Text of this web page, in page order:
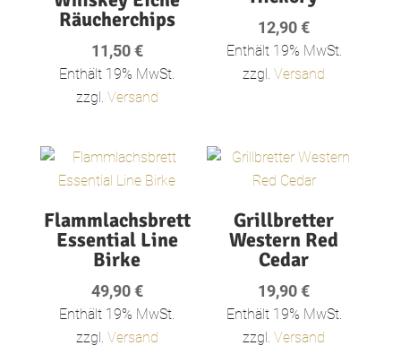
Räucherchips
11,50€
Enthält 19% MwSt.
zzgl. Versand
12,90€
Enthält 19% MwSt.
zzgl.Versand
Flammlachsbrett
Essential Line
Birke
49,90€
Enthält 19% MwSt.
zzgl. Versand
Grillbretter
Western Red
Cedar
19,90€
Enthält 19% MwSt.
zzgl.Versand